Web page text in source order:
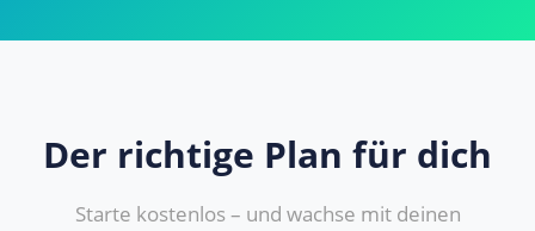
Der richtige Plan für dich
Starte kostenlos – und wachse mit deinen